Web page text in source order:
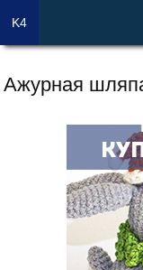
Ажурная
K4